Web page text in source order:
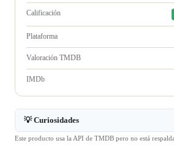
Calificación
Plataforma
Valoración TMDB
IMDb
💡 Curiosidades
Este producto usa la API de TMDB pero no está